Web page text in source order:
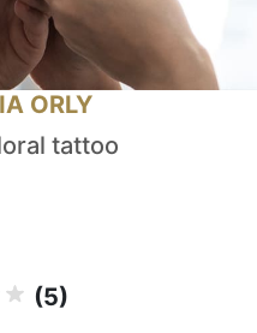
ORLY
tattoo
(5)